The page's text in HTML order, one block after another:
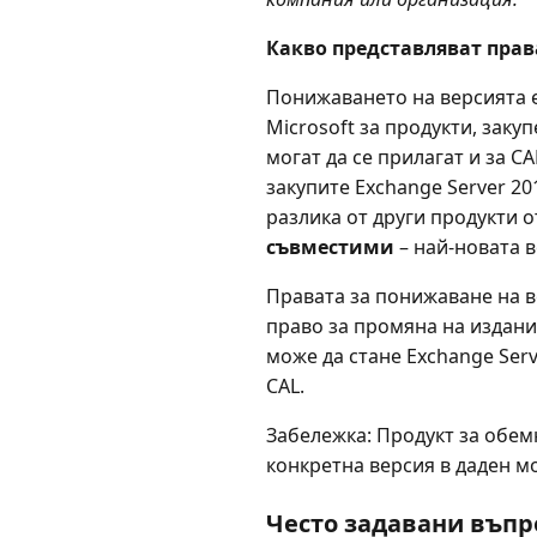
Какво представляват
Понижаването на версията
Microsoft за продукти,
могат да се прилагат и за
закупите Exchange Server
разлика от други продукти
съвместими – най-новата
Правата за понижаване на
право за промяна на
може да стане Exchange
CAL.
Забележка: Продукт за
конкретна версия в даден
Често задавани